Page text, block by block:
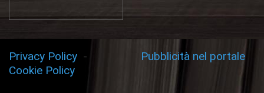
Privacy Policy -
Cookie Policy
Pubblicità nel portale